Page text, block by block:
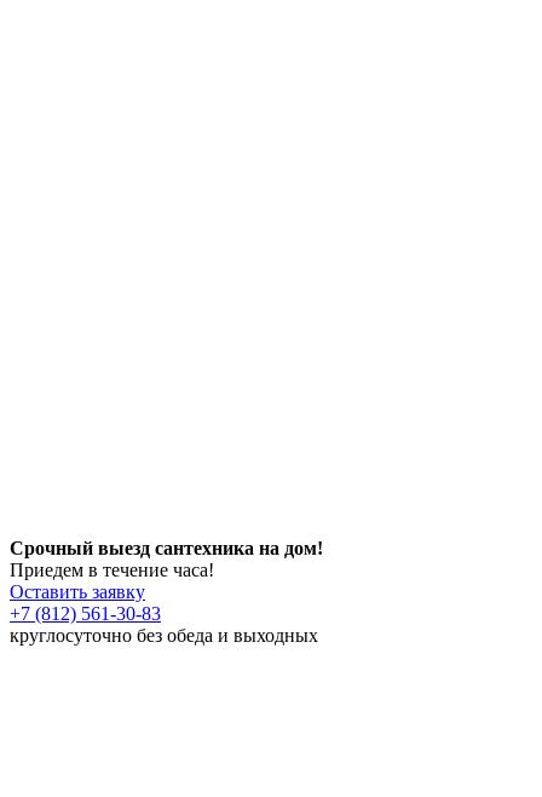
Срочный выезд сантехника на дом!
Приедем в течение часа!
Оставить заявку
+7 (812) 561-30-83
круглосуточно без обеда и выходных